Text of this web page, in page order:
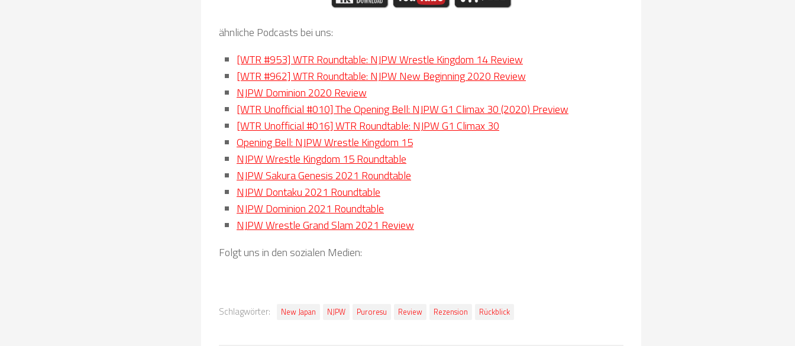
ähnliche Podcasts bei uns:
[WTR #953] WTR Roundtable: NJPW Wrestle Kingdom 14 Review
[WTR #962] WTR Roundtable: NJPW New Beginning 2020 Review
NJPW Dominion 2020 Review
[WTR Unofficial #010] The Opening Bell: NJPW G1 Climax 30 (2020) Preview
[WTR Unofficial #016] WTR Roundtable: NJPW G1 Climax 30
Opening Bell: NJPW Wrestle Kingdom 15
NJPW Wrestle Kingdom 15 Roundtable
NJPW Sakura Genesis 2021 Roundtable
NJPW Dontaku 2021 Roundtable
NJPW Dominion 2021 Roundtable
NJPW Wrestle Grand Slam 2021 Review
Folgt uns in den sozialen Medien:
Schlagwörter: New Japan NJPW Puroresu Review Rezension Rückblick